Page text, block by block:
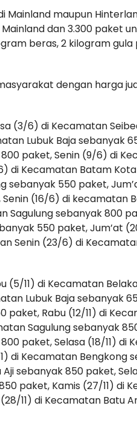
Mainland maupun
dan 3.300 paket
beras, 2 kilogram gula
dengan harga
(3/6) di Kecamatan
Lubuk Baja sebanyak
paket, Senin (9/6) di
di Kecamatan Batam
sebanyak 550 paket,
(16/6) di kecamatan
Sagulung sebanyak 800
550 paket, Jum’at
Senin (23/6) di
(5/11) di Kecamatan
Lubuk Baja sebanyak
Rabu (12/11) di
Sagulung sebanyak
paket, Selasa (18/11) di
di Kecamatan Bengkong
sebanyak 850 paket,
paket, Kamis (27/11) di
11) di Kecamatan Batu